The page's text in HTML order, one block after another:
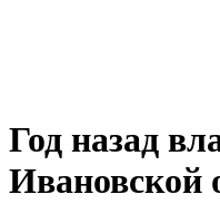
Год назад
Ивановской